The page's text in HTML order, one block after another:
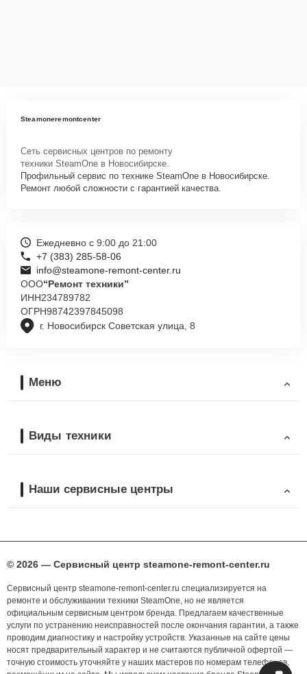
Steamoneremontcenter
Сеть сервисных центров по ремонту
техники SteamOne в Новосибирске.
Профильный сервис по технике SteamOne в Новосибирске.
Ремонт любой сложности с гарантией качества.
г. Новосибирск Советская улица, 8
Ежедневно с 9:00 до 21:00
+7 (383) 285-58-06
info@steamone-remont-center.ru
ООО“Ремонт техники”
ИНН234789782
ОГРН98742397845098
Меню
Виды техники
Наши сервисные центры
© 2026 — Сервисный центр steamone-remont-center.ru
Сервисный центр steamone-remont-center.ru специализируется на
ремонте и обслуживании техники SteamOne, но не является
официальным сервисным центром бренда. Предлагаем качественные
услуги по устранению неисправностей после окончания гарантии, а также
проводим диагностику и настройку устройств. Указанные на сайте цены
носят предварительный характер и не считаются публичной офертой —
точную стоимость уточняйте у наших мастеров по номерам телефонов,